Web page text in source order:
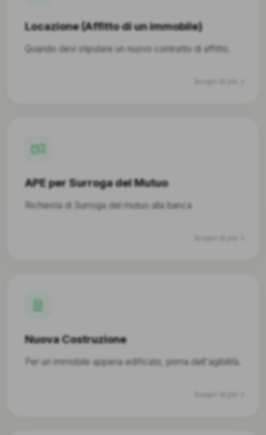
Locazione (Affitto di un immobile)
Quando devi stipulare un nuovo contratto di affitto.
APE per Surroga del Mutuo
Richiesta di Surroga del mutuo alla banca
Nuova Costruzione
Per un immobile appena edificato, prima dell'agibilità.